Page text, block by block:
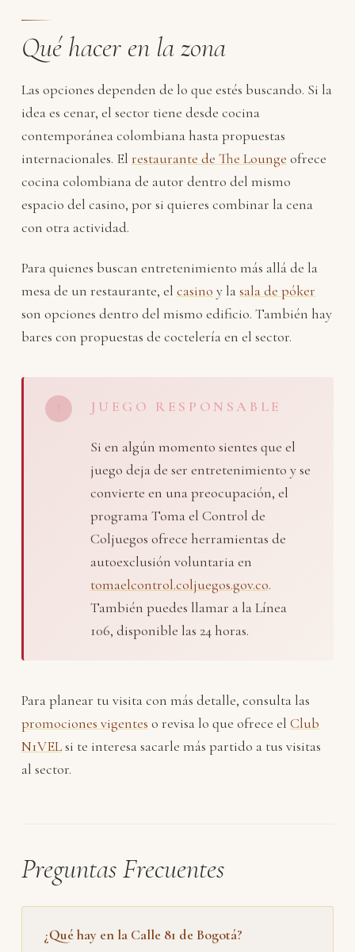
Qué hacer en la zona
Las opciones dependen de lo que estés buscando. Si la
idea es cenar, el sector tiene desde cocina
contemporánea colombiana hasta propuestas
internacionales. El restaurante de The Lounge ofrece
cocina colombiana de autor dentro del mismo
espacio del casino, por si quieres combinar la cena
con otra actividad.
Para quienes buscan entretenimiento más allá de la
mesa de un restaurante, el casino y lasala de póker
son opciones dentro del mismo edificio. También hay
bares con propuestas de coctelería en el sector.
JUEGO RESPONSABLE
Si en algún momento sientes que el
juego deja de ser entretenimiento y se
convierte en una preocupación, el
programa Toma el Control de
Coljuegos ofrece herramientas de
autoexclusión voluntaria en
tomaelcontrol.coljuegos.gov.co.
También puedes llamar a la Línea
106, disponible las 24 horas.
Para planear tu visita con más detalle, consulta las
promociones vigentes o revisa lo que ofrece el Club
N1VELsi te interesa sacarle más partido a tus visitas
al sector.
Preguntas Frecuentes
¿Qué hay en la Calle 81 de Bogotá?